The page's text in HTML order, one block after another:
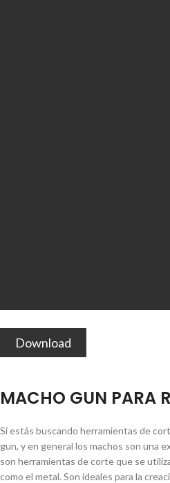
Download
MACHO GUN PARA
Si estás buscando herramientas de
gun, y en general los machos son una
son herramientas de corte que se
como el metal. Son ideales para la